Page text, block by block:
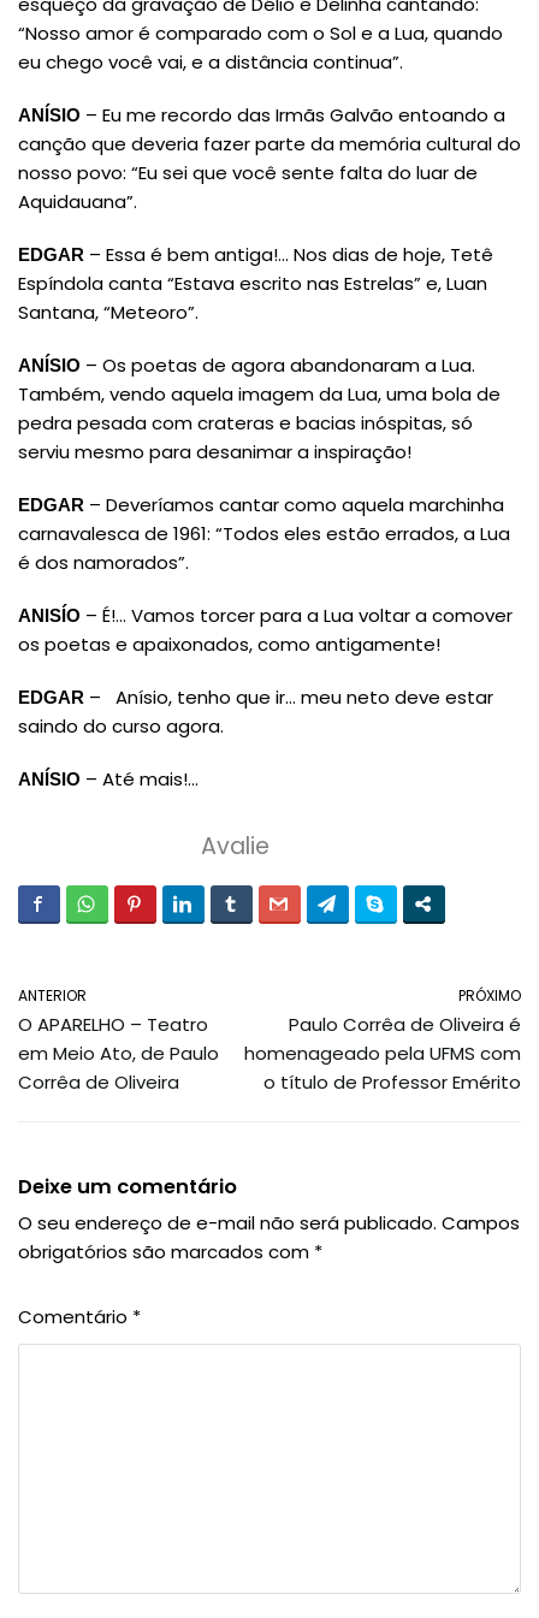
“Nosso amor é comparado com o Sol e a Lua, quando
eu chego você vai, e a distância continua”.
ANÍSIO – Eu me recordo das Irmãs Galvão entoando a
canção que deveria fazer parte da memória cultural do
nosso povo: “Eu sei que você sente falta do luar de
Aquidauana”.
EDGAR – Essa é bem antiga!… Nos dias de hoje, Tetê
Espíndola canta “Estava escrito nas Estrelas” e, Luan
Santana, “Meteoro”.
ANÍSIO – Os poetas de agora abandonaram a Lua.
Também, vendo aquela imagem da Lua, uma bola de
pedra pesada com crateras e bacias inóspitas, só
serviu mesmo para desanimar a inspiração!
EDGAR – Deveríamos cantar como aquela marchinha
carnavalesca de 1961: “Todos eles estão errados, a Lua
é dos namorados”.
ANISÍO – É!… Vamos torcer para a Lua voltar a comover
os poetas e apaixonados, como antigamente!
EDGAR – Anísio, tenho que ir… meu neto deve estar
saindo do curso agora.
ANÍSIO – Até mais!…
Avalie
ANTERIOR
O APARELHO – Teatro
em Meio Ato, de Paulo
Corrêa de Oliveira
PRÓXIMO
Paulo Corrêa de Oliveira é
homenageado pela UFMS com
o título de Professor Emérito
Deixe um comentário
O seu endereço de e-mail não será publicado. Campos
obrigatórios são marcados com *
Comentário *